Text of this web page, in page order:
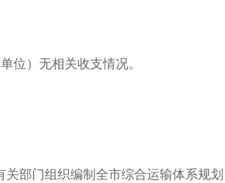
）无相关收支情况。
门组织编制全市综合运输体系规划